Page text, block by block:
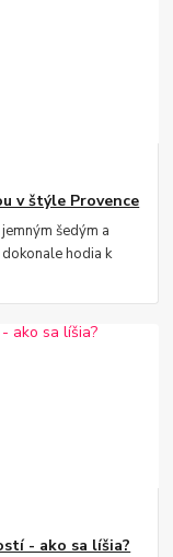
v štýle Provence
šedým a
hodia k
- ako sa líšia?